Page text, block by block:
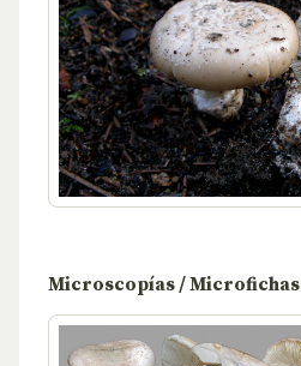
Microscopías / Microfichas